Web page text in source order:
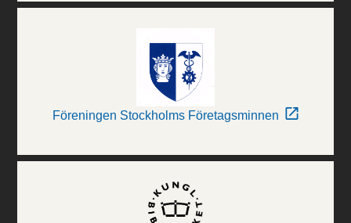
Föreningen Stockholms Företagsminnen